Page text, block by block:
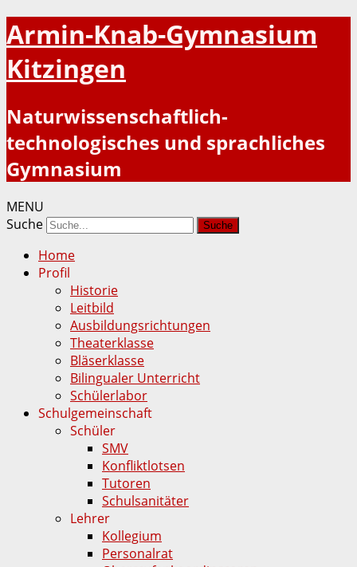
Armin-Knab-Gymnasium
Kitzingen
Naturwissenschaftlich-
technologisches und sprachliches
Gymnasium
MENU
Suche
Home
Profil
Historie
Leitbild
Ausbildungsrichtungen
Theaterklasse
Bläserklasse
Bilingualer Unterricht
Schülerlabor
Schulgemeinschaft
Schüler
SMV
Konfliktlotsen
Tutoren
Schulsanitäter
Lehrer
Kollegium
Personalrat